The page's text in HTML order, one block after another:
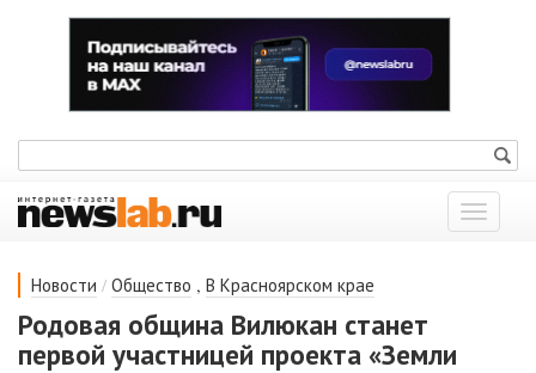
Показать
меню
Новости / Общество , В Красноярском крае
Родовая община Вилюкан станет
первой участницей проекта «Земли